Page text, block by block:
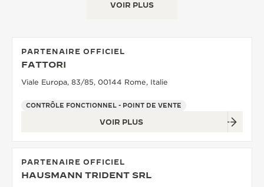
VOIR PLUS
PARTENAIRE OFFICIEL
FATTORI
Viale Europa, 83/85, 00144 Rome, Italie
CONTRÔLE FONCTIONNEL - POINT DE VENTE
VOIR PLUS
PARTENAIRE OFFICIEL
HAUSMANN TRIDENT SRL